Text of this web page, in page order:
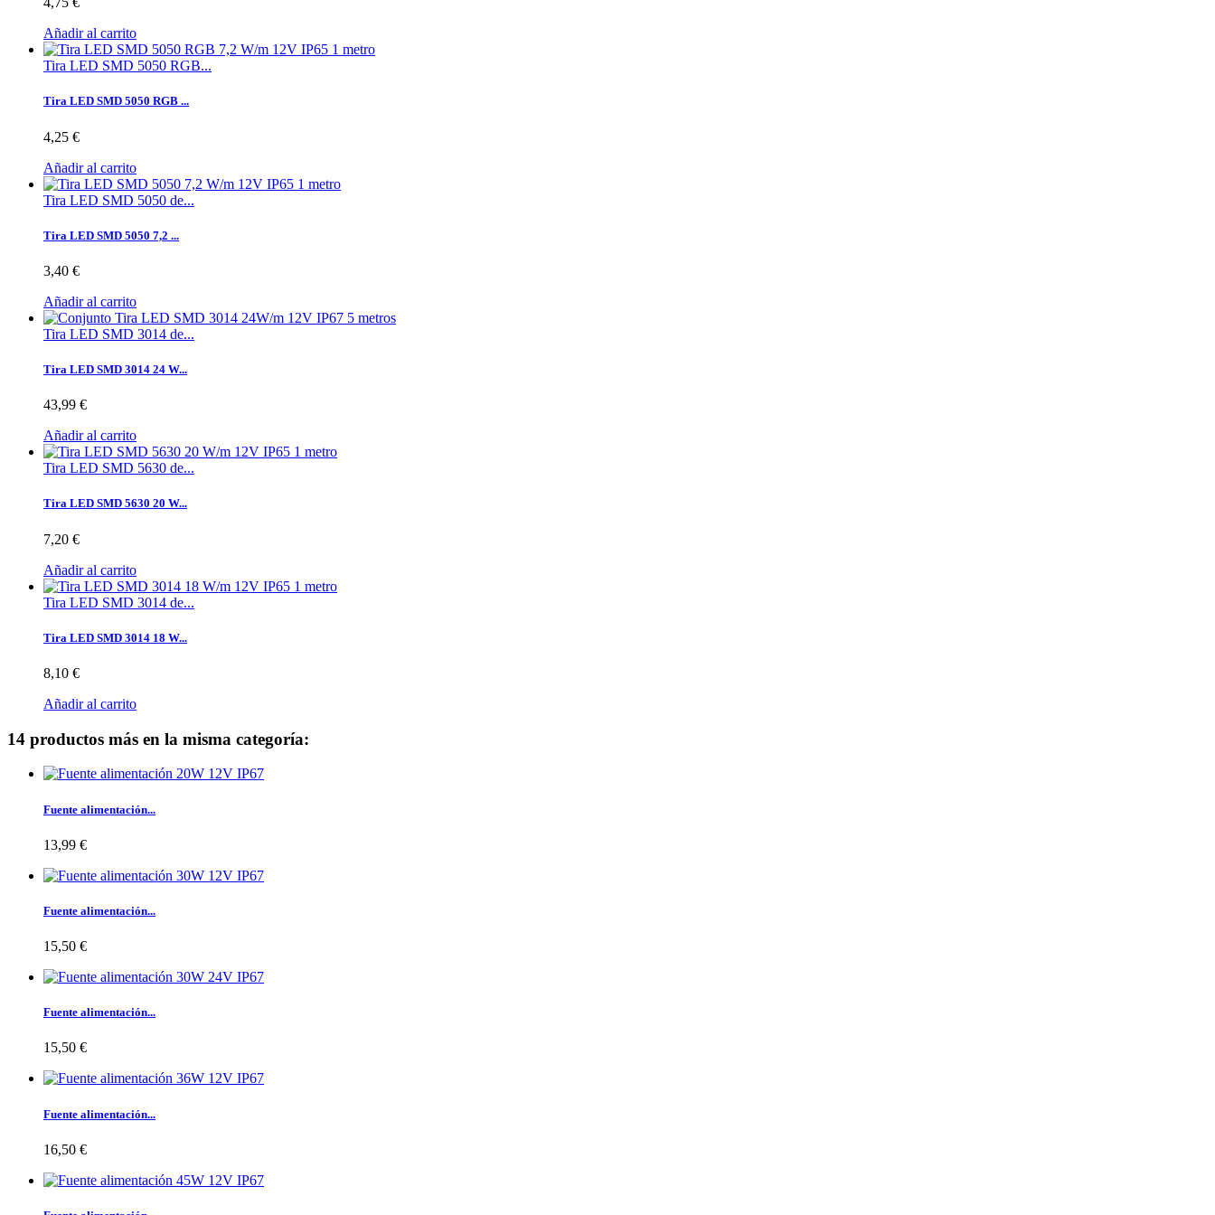
Añadir al carrito
Tira LED SMD 5050 RGB...
Tira LED SMD 5050 RGB ...
4,25 €
Añadir al carrito
Tira LED SMD 5050 de...
Tira LED SMD 5050 7,2 ...
3,40 €
Añadir al carrito
Tira LED SMD 3014 de...
Tira LED SMD 3014 24 W...
43,99 €
Añadir al carrito
Tira LED SMD 5630 de...
Tira LED SMD 5630 20 W...
7,20 €
Añadir al carrito
Tira LED SMD 3014 de...
Tira LED SMD 3014 18 W...
8,10 €
Añadir al carrito
14 productos más en la misma categoría:
Fuente alimentación...
13,99 €
Fuente alimentación...
15,50 €
Fuente alimentación...
15,50 €
Fuente alimentación...
16,50 €